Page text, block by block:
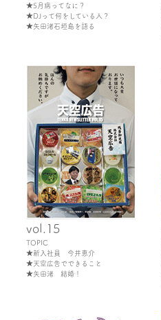
★5月病ってなに？
★DJって何をしている人？
★矢田渚石垣島を語る
vol.15
TOPIC
★新入社員 今井恵介
★天空広告でできること
★矢田渚 結婚！